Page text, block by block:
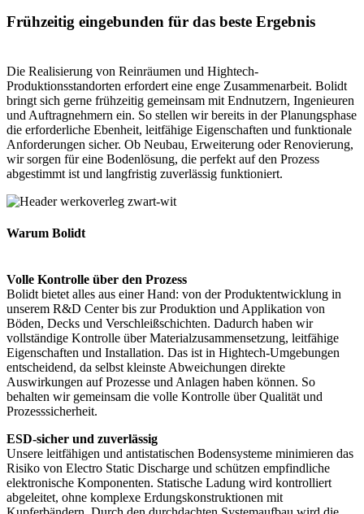
Frühzeitig eingebunden für das beste Ergebnis
Die Realisierung von Reinräumen und Hightech-
Produktionsstandorten erfordert eine enge Zusammenarbeit. Bolidt
bringt sich gerne frühzeitig gemeinsam mit Endnutzern, Ingenieuren
und Auftragnehmern ein. So stellen wir bereits in der Planungsphase
die erforderliche Ebenheit, leitfähige Eigenschaften und funktionale
Anforderungen sicher. Ob Neubau, Erweiterung oder Renovierung,
wir sorgen für eine Bodenlösung, die perfekt auf den Prozess
abgestimmt ist und langfristig zuverlässig funktioniert.
Warum Bolidt
Volle Kontrolle über den Prozess
Bolidt bietet alles aus einer Hand: von der Produktentwicklung in
unserem R&D Center bis zur Produktion und Applikation von
Böden, Decks und Verschleißschichten. Dadurch haben wir
vollständige Kontrolle über Materialzusammensetzung, leitfähige
Eigenschaften und Installation. Das ist in Hightech-Umgebungen
entscheidend, da selbst kleinste Abweichungen direkte
Auswirkungen auf Prozesse und Anlagen haben können. So
behalten wir gemeinsam die volle Kontrolle über Qualität und
Prozesssicherheit.
ESD-sicher und zuverlässig
Unsere leitfähigen und antistatischen Bodensysteme minimieren das
Risiko von Electro Static Discharge und schützen empfindliche
elektronische Komponenten. Statische Ladung wird kontrolliert
abgeleitet, ohne komplexe Erdungskonstruktionen mit